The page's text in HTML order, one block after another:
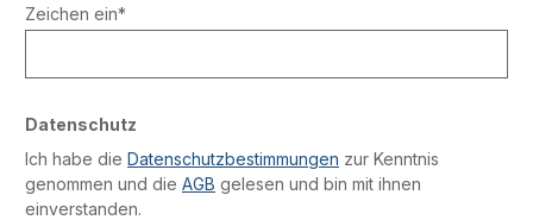
Zeichen ein*
Datenschutz
Ich habe die Datenschutzbestimmungen zur Kenntnis
genommen und die AGB gelesen und bin mit ihnen
einverstanden.